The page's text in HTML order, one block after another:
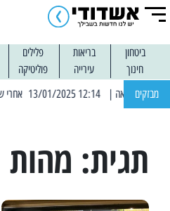
ביטחון בריאות פלילים
חינוך
עירייה פוליטיקה
מבזקים | 12:14 13/01/2025 אחרי שבוע: הוסר איסור הרחצה בחופי אשדוד
תגית: מהות